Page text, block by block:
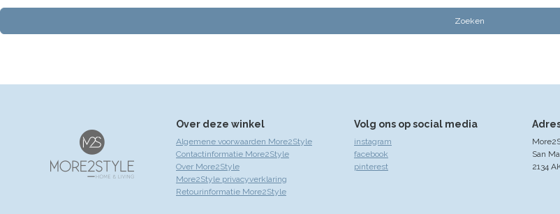
Over deze winkel
Algemene voorwaarden More2Style
Contactinformatie More2Style
Over More2Style
More2Style privacyverklaring
Retourinformatie More2Style
Volg ons op social media
instagram
facebook
pinterest
San
2134